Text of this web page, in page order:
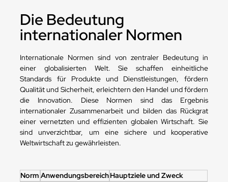
Die Bedeutung
internationaler Normen
Internationale Normen sind von zentraler Bedeutung in
einer globalisierten Welt. Sie schaffen einheitliche
Standards für Produkte und Dienstleistungen, fördern
Qualität und Sicherheit, erleichtern den Handel und fördern
die Innovation. Diese Normen sind das Ergebnis
internationaler Zusammenarbeit und bilden das Rückgrat
einer vernetzten und effizienten globalen Wirtschaft. Sie
sind unverzichtbar, um eine sichere und kooperative
Weltwirtschaft zu gewährleisten.
Norm AnwendungsbereichHauptziele und Zweck